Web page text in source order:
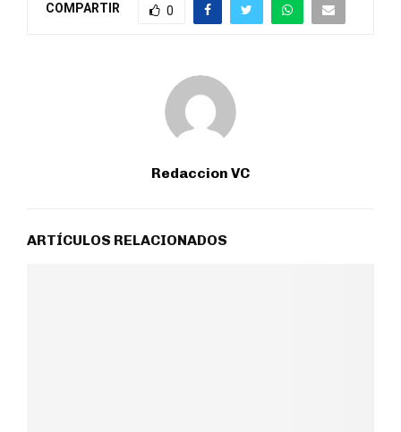
COMPARTIR 0
Redaccion VC
ARTÍCULOS RELACIONADOS